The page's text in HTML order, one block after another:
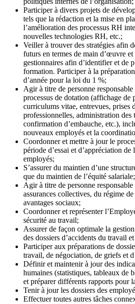
Participer à divers projets de
tels que la rédaction et la mise en
l’amélioration des processus RH
nouvelles technologies RH, etc.;
Veiller à trouver des stratégies afin
futurs en termes de main d’œuvre
gestionnaires afin d’identifier et de
formation. Participer à la
d’année pour la loi du 1 %;
Agir à titre de personne responsable
processus de dotation (affichage de
curriculums vitae, entrevues, prises
professionnelles, administration des
confirmation d’embauche, etc.),
nouveaux employés et la
Coordonner et mettre à jour le
période d’essai et d’appréciation de
employés;
S’assurer du maintien d’une
que du maintien de l’équité salariale;
Agir à titre de personne
assurances collectives, du régime
avantages sociaux;
Coordonner et représenter
sécurité au travail;
Assurer de façon optimale la
des dossiers d’accidents du travail
Participer aux préparations de
travail, de négociation, de griefs et
Définir et maintenir à jour des
humaines (statistiques, tableaux de
et préparer différents rapports pour
Tenir à jour les dossiers des
Effectuer toutes autres tâches